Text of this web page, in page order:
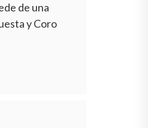
de una
y Coro